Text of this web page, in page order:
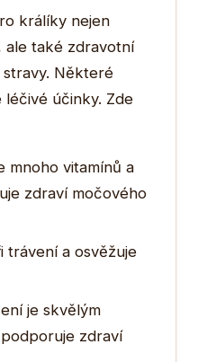
králíky nejen
ale také zdravotní
Některé
léčivé účinky. Zde
mnoho vitamínů a
zdraví močového
trávení a osvěžuje
je skvělým
zdraví